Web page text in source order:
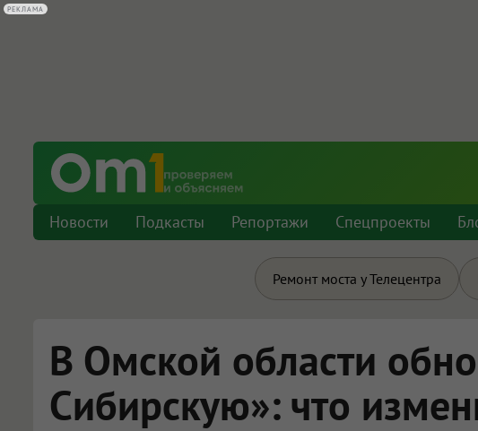
Новости Подкасты Репортажи Спецпроекты
Ремонт моста у Телецентра
В Омской области
Сибирскую»: что
РЕКЛАМА